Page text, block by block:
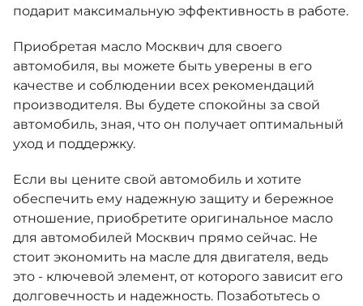
подарит максимальную эффективность в работе.
Приобретая масло Москвич для своего
автомобиля, вы можете быть уверены в его
качестве и соблюдении всех рекомендаций
производителя. Вы будете спокойны за свой
автомобиль, зная, что он получает оптимальный
уход и поддержку.
Если вы цените свой автомобиль и хотите
обеспечить ему надежную защиту и бережное
отношение, приобретите оригинальное масло
для автомобилей Москвич прямо сейчас. Не
стоит экономить на масле для двигателя, ведь
это - ключевой элемент, от которого зависит его
долговечность и надежность. Позаботьтесь о